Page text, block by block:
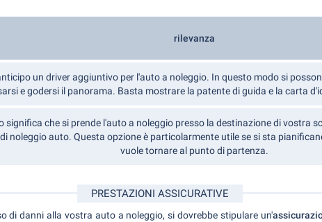
rilevanza
un driver aggiuntivo per l'auto a noleggio. In questo modo si
e godersi il panorama. Basta mostrare la patente di guida e la carta
significa che si prende l'auto a noleggio presso la destinazione di vostra
noleggio auto. Questa opzione è particolarmente utile se si sta
vuole tornare al punto di partenza.
PRESTAZIONI ASSICURATIVE
di danni alla vostra auto a noleggio, si dovrebbe stipulare un'